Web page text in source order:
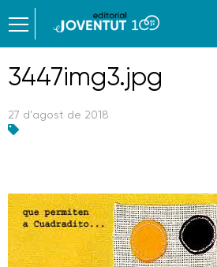
3447img3.jpg
27 d'agost de 2018